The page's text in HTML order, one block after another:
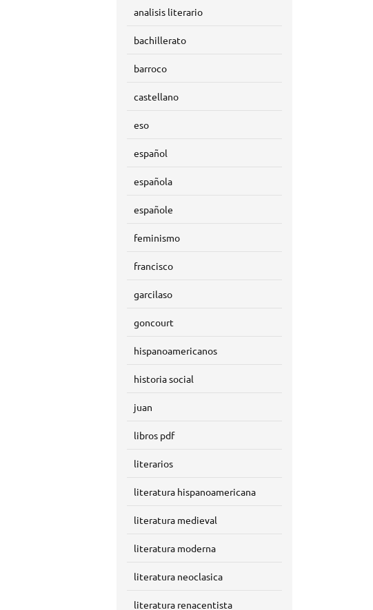
analisis literario
bachillerato
barroco
castellano
eso
español
española
españole
feminismo
francisco
garcilaso
goncourt
hispanoamericanos
historia social
juan
libros pdf
literarios
literatura hispanoamericana
literatura medieval
literatura moderna
literatura neoclasica
literatura renacentista